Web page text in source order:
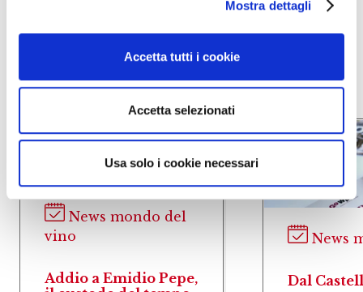
Mostra dettagli
Accetta tutti i cookie
Accetta selezionati
Usa solo i cookie necessari
mondo del vino
News mondo del
vino
Addio a Emidio Pepe,
News
Dal